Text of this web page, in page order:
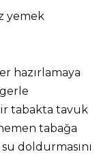
yemek
hazırlamaya
tabakta tavuk
tabağa
doldurmasını